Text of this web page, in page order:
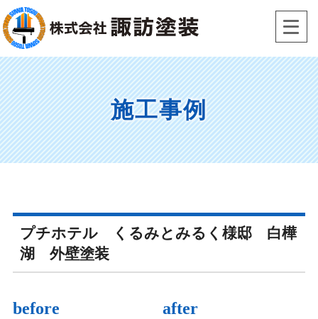
Skip
to
content
施工事例
プチホテル くるみとみるく様邸 白樺
湖 外壁塗装
before after